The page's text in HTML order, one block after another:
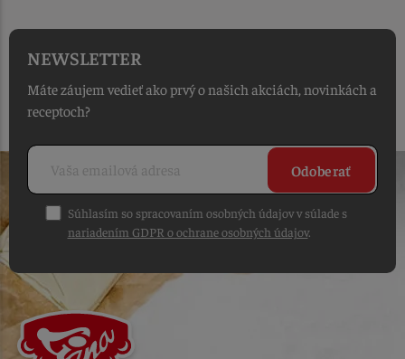
NEWSLETTER
Máte záujem vedieť ako prvý o našich akciách, novinkách a
receptoch?
Odoberať
Súhlasím so spracovaním osobných údajov v súlade s
nariadením GDPR o ochrane osobných údajov.